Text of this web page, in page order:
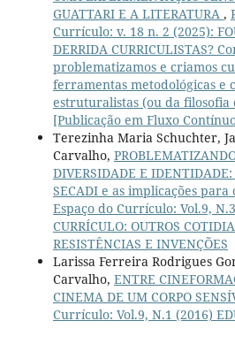
GUATTARI E A LITERATURA ,
Currículo: v. 18 n. 2 (2025):
DERRIDA CURRICULISTAS?
problematizamos e criamos
ferramentas metodológicas e
estruturalistas (ou da filosofia
[Publicação em Fluxo
Terezinha Maria Schuchter,
Carvalho,
DIVERSIDADE E
SECADI e as implicações
Espaço do Currículo: Vol.9,
CURRÍCULO: OUTROS
RESISTÊNCIAS E INVENÇÕES
Larissa Ferreira Rodrigues
Carvalho, ENTRE
CINEMA DE UM CORPO
Currículo: Vol.9, N.1 (2016)